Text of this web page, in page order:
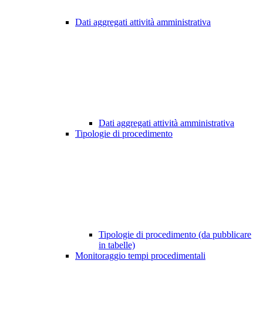
Dati aggregati attività amministrativa
Dati aggregati attività amministrativa
Tipologie di procedimento
Tipologie di procedimento (da pubblicare
in tabelle)
Monitoraggio tempi procedimentali